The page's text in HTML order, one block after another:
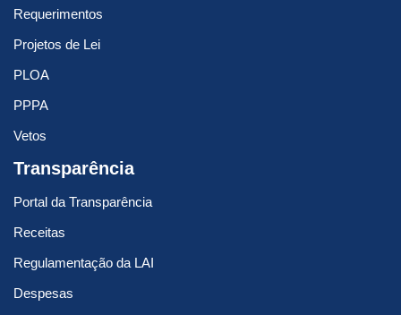
Requerimentos
Projetos de Lei
PLOA
PPPA
Vetos
Transparência
Portal da Transparência
Receitas
Regulamentação da LAI
Despesas